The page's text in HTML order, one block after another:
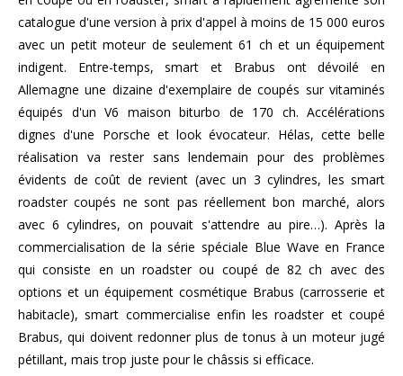
catalogue d'une version à prix d'appel à moins de 15 000 euros
avec un petit moteur de seulement 61 ch et un équipement
indigent. Entre-temps, smart et Brabus ont dévoilé en
Allemagne une dizaine d'exemplaire de coupés sur vitaminés
équipés d'un V6 maison biturbo de 170 ch. Accélérations
dignes d'une Porsche et look évocateur. Hélas, cette belle
réalisation va rester sans lendemain pour des problèmes
évidents de coût de revient (avec un 3 cylindres, les smart
roadster coupés ne sont pas réellement bon marché, alors
avec 6 cylindres, on pouvait s'attendre au pire…). Après la
commercialisation de la série spéciale Blue Wave en France
qui consiste en un roadster ou coupé de 82 ch avec des
options et un équipement cosmétique Brabus (carrosserie et
habitacle), smart commercialise enfin les roadster et coupé
Brabus, qui doivent redonner plus de tonus à un moteur jugé
pétillant, mais trop juste pour le châssis si efficace.